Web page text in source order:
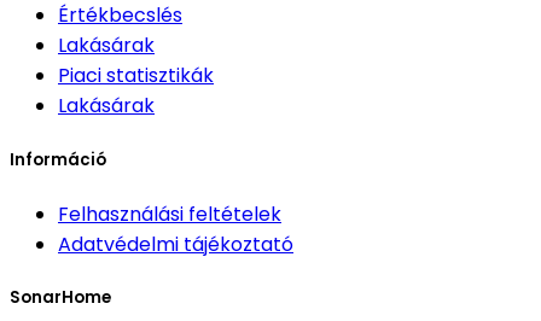
Értékbecslés
Lakásárak
Piaci statisztikák
Lakásárak
Információ
Felhasználási feltételek
Adatvédelmi tájékoztató
SonarHome